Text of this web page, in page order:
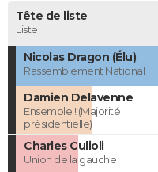
Tête de liste
Liste
Nicolas Dragon (Élu)
Rassemblement National
Damien Delavenne
Ensemble ! (Majorité
présidentielle)
Charles Culioli
Union de la gauche